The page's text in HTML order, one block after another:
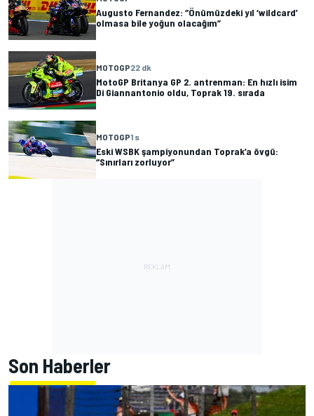
Augusto Fernandez: “Önümüzdeki yıl ‘wildcard’
olmasa bile yoğun olacağım”
MOTOGP22 dk
MotoGP Britanya GP 2. antrenman: En hızlı isim
Di Giannantonio oldu, Toprak 19. sırada
MOTOGP1 s
Eski WSBK şampiyonundan Toprak’a övgü:
“Sınırları zorluyor”
Son Haberler